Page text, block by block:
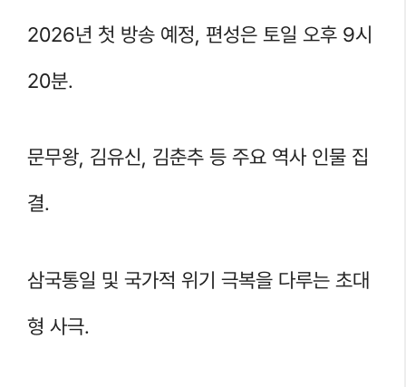
2026년 첫 방송 예정, 편성은 토일 오후 9시
20분.
문무왕, 김유신, 김춘추 등 주요 역사 인물 집
결.
삼국통일 및 국가적 위기 극복을 다루는 초대
형 사극.